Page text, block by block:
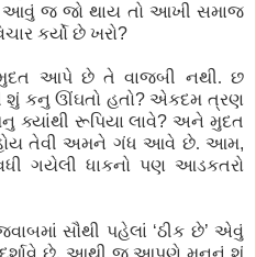
જ જો થાય તો આખી સમાજ
કર્યો છે ખરો?
આપે છે તે વાજબી નથી. છ
શું કનુ ઊંઘતો હતો?એકદમ ત્રણ
ક્યાંથી રૂપિયા લાવે?અને મુદત
હોય તેવી અમને ગંધ આવે છે. આમ,
ગયેલી ધાકનો પણ આડકતરો
સૌથી પહેલાં ‘ઠીક છે’એવું
દર્શાવે છે. આથી જ આપણે મનુનું શું